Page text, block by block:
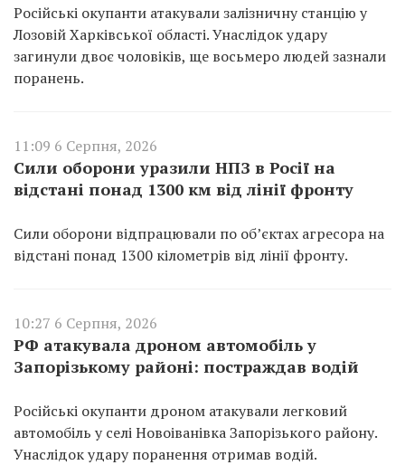
Російські окупанти атакували залізничну станцію у
Лозовій Харківської області. Унаслідок удару
загинули двоє чоловіків, ще восьмеро людей зазнали
поранень.
11:09 6 Серпня, 2026
Сили оборони уразили НПЗ в Росії на
відстані понад 1300 км від лінії фронту
Сили оборони відпрацювали по об’єктах агресора на
відстані понад 1300 кілометрів від лінії фронту.
10:27 6 Серпня, 2026
РФ атакувала дроном автомобіль у
Запорізькому районі: постраждав водій
Російські окупанти дроном атакували легковий
автомобіль у селі Новоіванівка Запорізького району.
Унаслідок удару поранення отримав водій.